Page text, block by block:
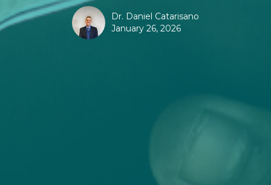
Dr. Daniel Catarisano
January 26, 2026